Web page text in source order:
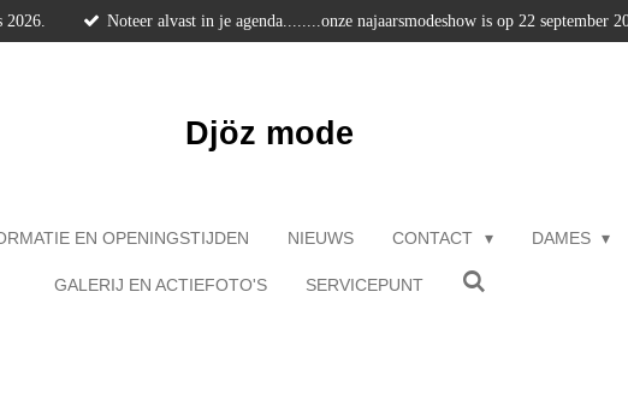
2026. Noteer alvast in je agenda........onze najaarsmodeshow is op 22 september
Djöz mode
EN OPENINGSTIJDEN NIEUWS CONTACT DAMES
GALERIJ EN ACTIEFOTO'S SERVICEPUNT